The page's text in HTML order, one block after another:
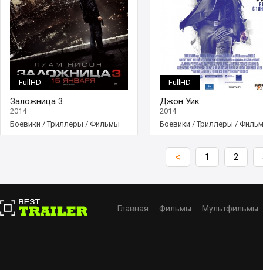
FullHD
Заложница 3
2014
Боевики /Триллеры / Фильмы
FullHD
Джон Уик
2014
Боевики /Триллеры /
< 1 2
Главная Фильмы Мультфильмы